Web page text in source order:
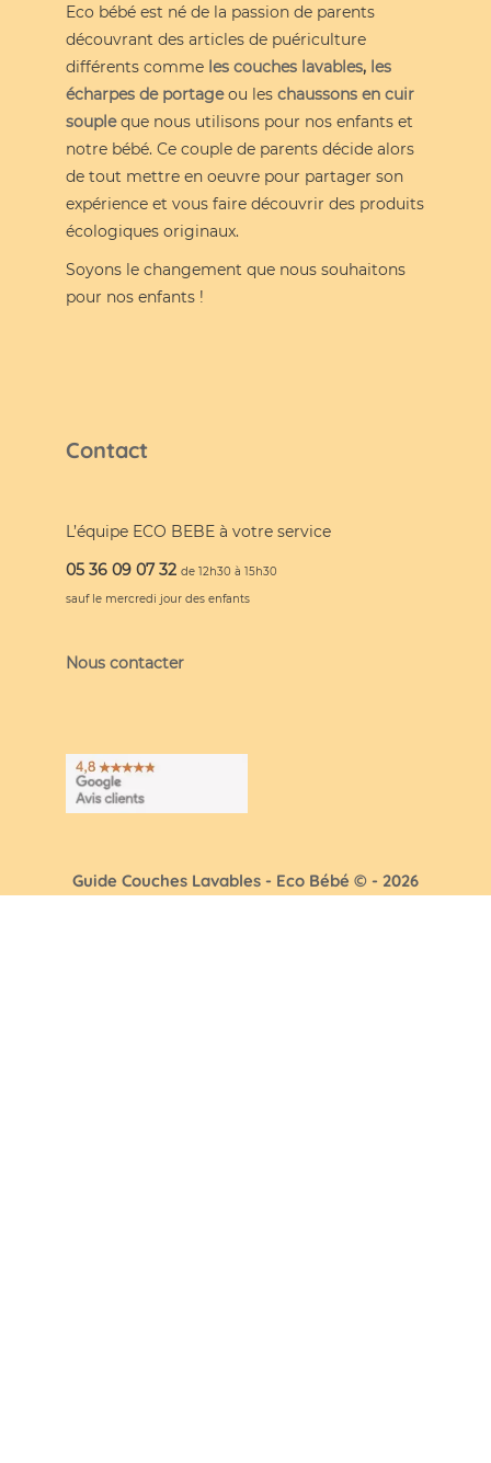
Eco bébé est né de la passion de parents
découvrant des articles de puériculture
différents comme les couches lavables, les
écharpes de portage ou les chaussons en cuir
soupleque nous utilisons pour nos enfants et
notre bébé. Ce couple de parents décide alors
de tout mettre en oeuvre pour partager son
expérience et vous faire découvrir des produits
écologiques originaux.
Soyons le changement que nous souhaitons
pour nos enfants !
Contact
L’équipe ECO BEBE à votre service
05 36 09 07 32 de 12h30 à 15h30
sauf le mercredi jour des enfants
Nous contacter
Guide Couches Lavables - Eco Bébé © - 2026